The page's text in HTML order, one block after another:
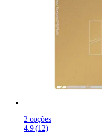
2 opções
4.9 (12)